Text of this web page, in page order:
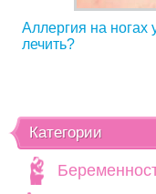
Аллергия на ногах
лечить?
Категории